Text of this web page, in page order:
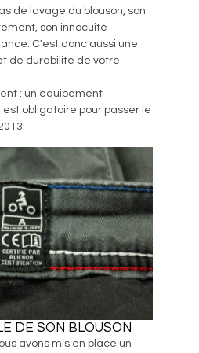
de lavage du blouson, son
son innocuité
C'est donc aussi une
de durabilité de votre
: un équipement
obligatoire pour passer le
DE SON BLOUSON
avons mis en place un